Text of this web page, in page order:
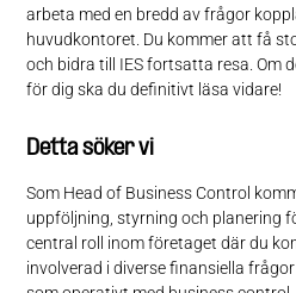
arbeta med en bredd av frågor
huvudkontoret. Du kommer att få
och bidra till IES fortsatta resa. Om
för dig ska du definitivt läsa vidare!
Detta söker vi
Som Head of Business Control
uppföljning, styrning och planering
central roll inom företaget där du
involverad i diverse finansiella